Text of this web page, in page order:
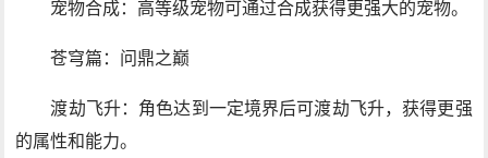
宠物合成：高等级宠物可通过合成获得更强大的宠物。
苍穹篇：问鼎之巅
渡劫飞升：角色达到一定境界后可渡劫飞升，获得更强
的属性和能力。